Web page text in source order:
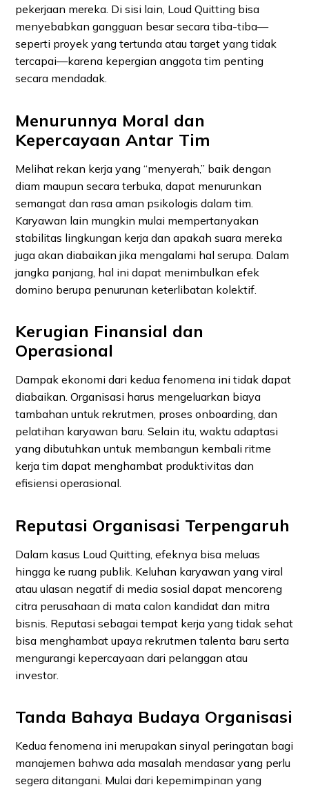
pekerjaan mereka. Di sisi lain, Loud Quitting bisa
menyebabkan gangguan besar secara tiba-tiba—
seperti proyek yang tertunda atau target yang tidak
tercapai—karena kepergian anggota tim penting
secara mendadak.
Menurunnya Moral dan
Kepercayaan Antar Tim
Melihat rekan kerja yang “menyerah,” baik dengan
diam maupun secara terbuka, dapat menurunkan
semangat dan rasa aman psikologis dalam tim.
Karyawan lain mungkin mulai mempertanyakan
stabilitas lingkungan kerja dan apakah suara mereka
juga akan diabaikan jika mengalami hal serupa. Dalam
jangka panjang, hal ini dapat menimbulkan efek
domino berupa penurunan keterlibatan kolektif.
Kerugian Finansial dan
Operasional
Dampak ekonomi dari kedua fenomena ini tidak dapat
diabaikan. Organisasi harus mengeluarkan biaya
tambahan untuk rekrutmen, proses onboarding, dan
pelatihan karyawan baru. Selain itu, waktu adaptasi
yang dibutuhkan untuk membangun kembali ritme
kerja tim dapat menghambat produktivitas dan
efisiensi operasional.
Reputasi Organisasi Terpengaruh
Dalam kasus Loud Quitting, efeknya bisa meluas
hingga ke ruang publik. Keluhan karyawan yang viral
atau ulasan negatif di media sosial dapat mencoreng
citra perusahaan di mata calon kandidat dan mitra
bisnis. Reputasi sebagai tempat kerja yang tidak sehat
bisa menghambat upaya rekrutmen talenta baru serta
mengurangi kepercayaan dari pelanggan atau
investor.
Tanda Bahaya Budaya Organisasi
Kedua fenomena ini merupakan sinyal peringatan bagi
manajemen bahwa ada masalah mendasar yang perlu
segera ditangani. Mulai dari kepemimpinan yang